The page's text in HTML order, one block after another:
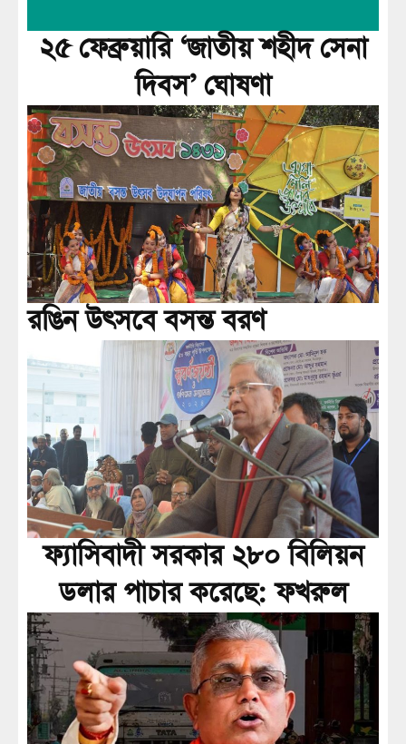
২৫ ফেব্রুয়ারি ‘জাতীয় শহীদ সেনা
দিবস’ ঘোষণা
রঙিন উৎসবে বসন্ত বরণ
ফ্যাসিবাদী সরকার ২৮০ বিলিয়ন
ডলার পাচার করেছে: ফখরুল